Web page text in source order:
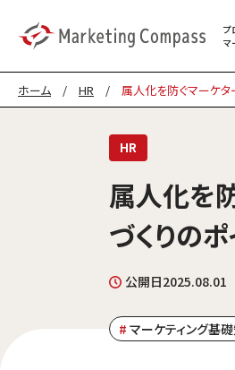
プ
マ
ホーム / HR / 属人化を防ぐマーケ
HR
属人化を
づくりの
公開日2025.08.01
マーケティング基